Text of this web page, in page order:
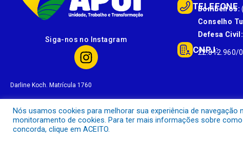
Siga-nos no Instagram
Darline Koch. Matrícula 1760
TELEFONE
Bombeiros:
Conselho
Defesa Civil:
CNPJ:
22.812.960/
Todos os direitos reservados a
Nós usamos cookies para melhorar sua experiência de
monitoramento de cookies. Para ter mais informações sobre
concorda, clique em ACEITO.